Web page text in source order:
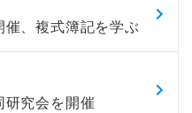
、複式簿記を学ぶ
研究会を開催